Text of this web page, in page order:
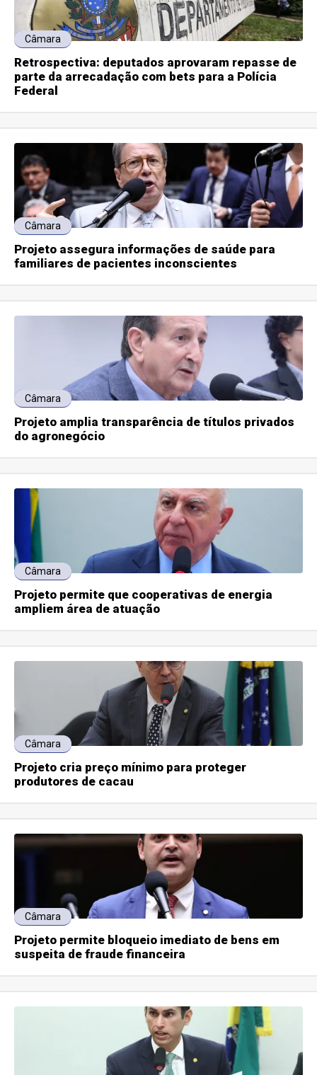
Câmara
Retrospectiva: deputados aprovaram repasse de
parte da arrecadação com bets para a Polícia
Federal
Câmara
Projeto assegura informações de saúde para
familiares de pacientes inconscientes
Câmara
Projeto amplia transparência de títulos privados
do agronegócio
Câmara
Projeto permite que cooperativas de energia
ampliem área de atuação
Câmara
Projeto cria preço mínimo para proteger
produtores de cacau
Câmara
Projeto permite bloqueio imediato de bens em
suspeita de fraude financeira